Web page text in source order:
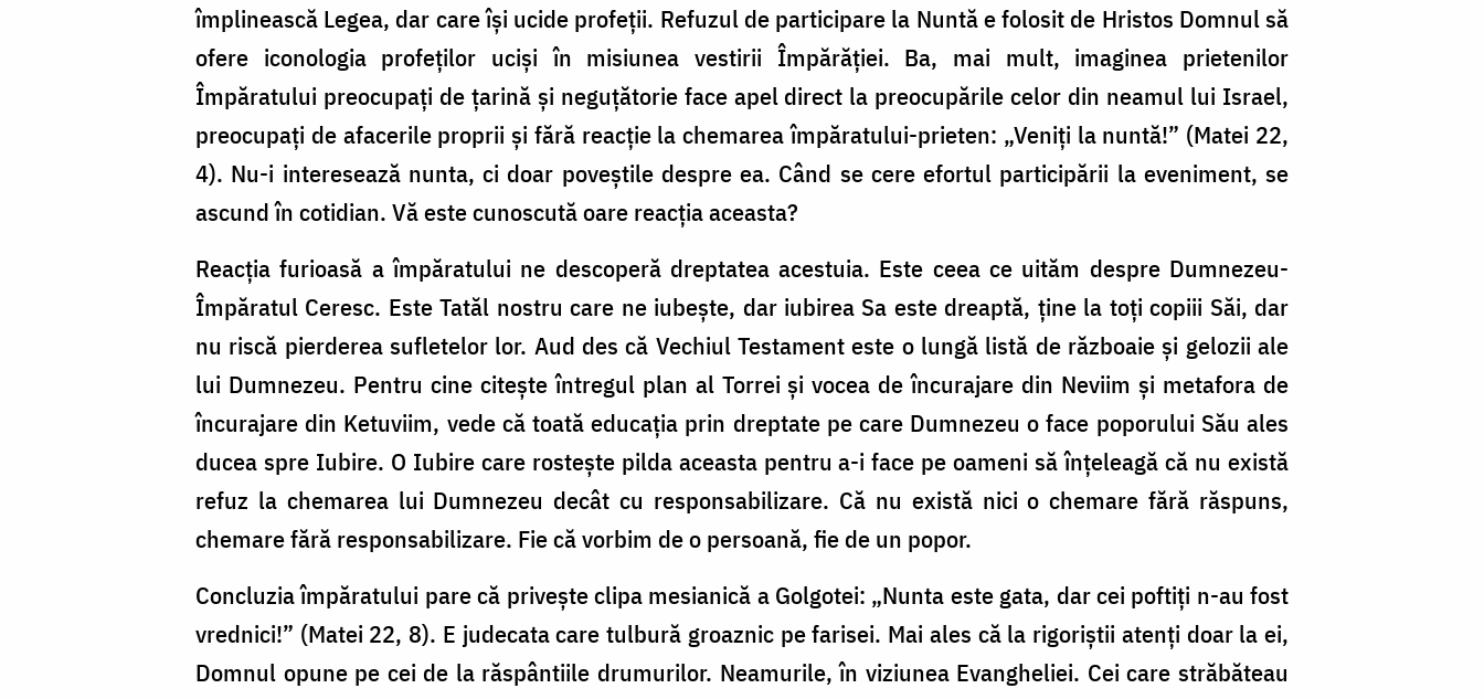
împlinească Legea, dar care își ucide profeții. Refuzul de participare la Nuntă e folosit de Hristos Domnul să
ofere iconologia profeților uciși în misiunea vestirii Împărăției. Ba, mai mult, imaginea prietenilor
Împăratului preocupați de țarină și neguțătorie face apel direct la preocupările celor din neamul lui Israel,
preocupați de afacerile proprii și fără reacție la chemarea împăratului-prieten: „Veniți la nuntă!” (Matei 22,
4). Nu-i interesează nunta, ci doar poveștile despre ea. Când se cere efortul participării la eveniment, se
ascund în cotidian. Vă este cunoscută oare reacția aceasta?
Reacția furioasă a împăratului ne descoperă dreptatea acestuia. Este ceea ce uităm despre Dumnezeu-
Împăratul Ceresc. Este Tatăl nostru care ne iubește, dar iubirea Sa este dreaptă, ține la toți copiii Săi, dar
nu riscă pierderea sufletelor lor. Aud des că Vechiul Testament este o lungă listă de războaie și gelozii ale
lui Dumnezeu. Pentru cine citește întregul plan al Torrei și vocea de încurajare din Neviim și metafora de
încurajare din Ketuviim, vede că toată educația prin dreptate pe care Dumnezeu o face poporului Său ales
ducea spre Iubire. O Iubire care rostește pilda aceasta pentru a-i face pe oameni să înțeleagă că nu există
refuz la chemarea lui Dumnezeu decât cu responsabilizare. Că nu există nici o chemare fără răspuns,
chemare fără responsabilizare. Fie că vorbim de o persoană, fie de un popor.
Concluzia împăratului pare că privește clipa mesianică a Golgotei: „Nunta este gata, dar cei poftiți n-au fost
vrednici!” (Matei 22, 8). E judecata care tulbură groaznic pe farisei. Mai ales că la rigoriștii atenți doar la ei,
Domnul opune pe cei de la răspântiile drumurilor. Neamurile, în viziunea Evangheliei. Cei care străbăteau